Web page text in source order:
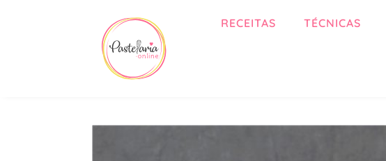
RECEITAS TÉCNICAS